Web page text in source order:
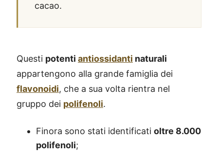
cacao.
Questi potenti antiossidanti naturali
appartengono alla grande famiglia dei
flavonoidi, che a sua volta rientra nel
gruppo dei polifenoli.
Finora sono stati identificati oltre 8.000
polifenoli;